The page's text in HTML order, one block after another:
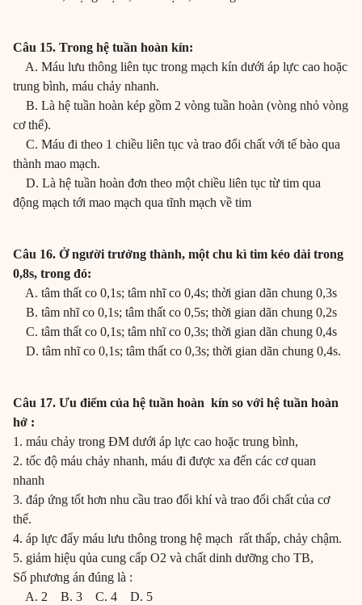
Câu 15. Trong hệ tuần hoàn kín:
A. Máu lưu thông liên tục trong mạch kín dưới áp lực cao hoặc
trung bình, máu chảy nhanh.
B. Là hệ tuần hoàn kép gồm 2 vòng tuần hoàn (vòng nhỏ vòng
cơ thể).
C. Máu đi theo 1 chiều liên tục và trao đổi chất với tế bào qua
thành mao mạch.
D. Là hệ tuần hoàn đơn theo một chiều liên tục từ tim qua
động mạch tới mao mạch qua tĩnh mạch về tim
Câu 16. Ở người trưởng thành, một chu kì tim kéo dài trong
0,8s, trong đó:
A. tâm thất co 0,1s; tâm nhĩ co 0,4s; thời gian dãn chung 0,3s
B. tâm nhĩ co 0,1s; tâm thất co 0,5s; thời gian dãn chung 0,2s
C. tâm thất co 0,1s; tâm nhĩ co 0,3s; thời gian dãn chung 0,4s
D. tâm nhĩ co 0,1s; tâm thất co 0,3s; thời gian dãn chung 0,4s.
Câu 17. Ưu điểm của hệ tuần hoàn kín so với hệ tuần hoàn
hở :
1. máu chảy trong ĐM dưới áp lực cao hoặc trung bình,
2. tốc độ máu chảy nhanh, máu đi được xa đến các cơ quan
nhanh
3. đáp ứng tốt hơn nhu cầu trao đổi khí và trao đổi chất của cơ
thể.
4. áp lực đẩy máu lưu thông trong hệ mạch rất thấp, chảy chậm.
5. giảm hiệu qủa cung cấp O2 và chất dinh dưỡng cho TB,
Số phương án đúng là :
A. 2 B. 3 C. 4 D. 5